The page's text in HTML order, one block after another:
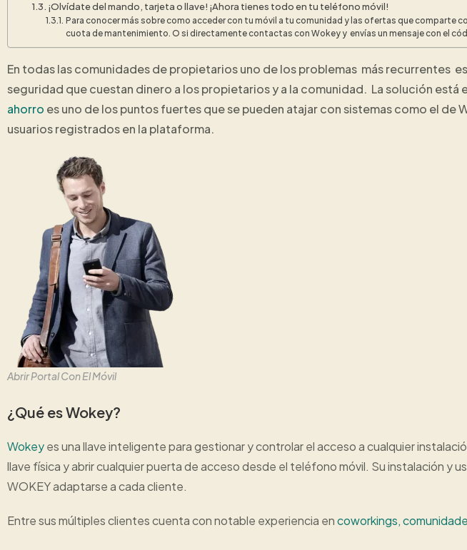
¡Olvídate del mando, tarjeta o llave! ¡Ahora tienes todo en tu teléfono móvil!
Para conocer más sobre como acceder con tu móvil a tu comunidad y las ofertas que
cuota de mantenimiento. O si directamente contactas con Wokey y envías un mensaje con el
En todas las comunidades de propietarios uno de los problemas más recurrentes
seguridad que cuestan dinero a los propietarios y a la comunidad. La solución
ahorro es uno de los puntos fuertes que se pueden atajar con sistemas como el
usuarios registrados en la plataforma.
Abrir Portal Con El Móvil
¿Qué es Wokey?
Wokeyes una llave inteligente para gestionar y controlar el acceso a cualquier
llave física y abrir cualquier puerta de acceso desde el teléfono móvil. Su instalación y
WOKEY adaptarse a cada cliente.
Entre sus múltiples clientes cuenta con notable experiencia encoworkings,